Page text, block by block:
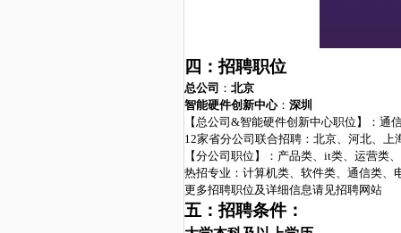
四：招聘职位
总公司 ： 北京
智能硬件创新中心： 深圳
【总公司 &智能硬件创新中心职位】：通
12家省分公司联合招聘：北京、河北、
【分公司职位】：产品类、 it类、运营类
热招专业：计算机类、软件类、通信类、
更多招聘职位及详细信息请见招聘网站
五：招聘条件：